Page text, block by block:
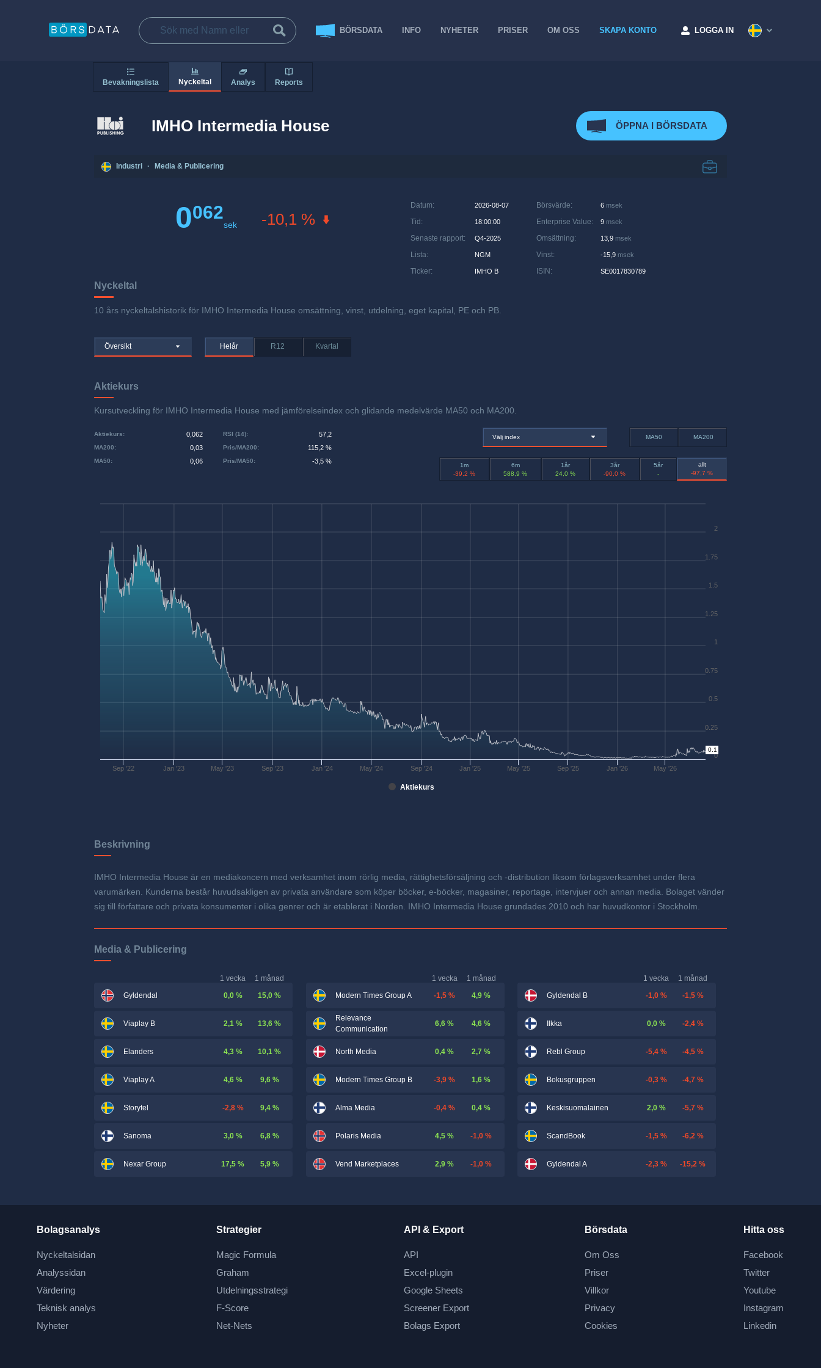
BÖRSDATA INFO NYHETER PRISER OM OSS SKAPA KONTO LOGGA IN
Bevakningslista Nyckeltal Analys Reports
IMHO Intermedia House ÖPPNA I BÖRSDATA
Industri · Media & Publicering
0062
sek -10,1 %
Datum: 2026-08-07
Tid : 18:00:00
Senaste rapport: Q4-2025
Lista: NGM
Ticker: IMHO B
Börsvärde: 6 msek
Enterprise Value: 9 msek
Omsättning: 13,9 msek
Vinst: -15,9 msek
ISIN : SE0017830789
Nyckeltal
10 års nyckeltalshistorik för IMHO Intermedia House omsättning, vinst, utdelning, eget kapital, PE och PB.
Översikt Helår R12 Kvartal
Aktiekurs
Kursutveckling för IMHO Intermedia House med jämförelseindex och glidande medelvärde MA50 och MA200.
Aktiekurs: 0,062
MA50: 0,06
MA200: 0,03 Pris/MA200: 115,2 %
RSI (14): 57,2
Pris/MA50: -3,5 %
Välj index MA50 MA200
1m
-39,2 %
6m
588,9 %
1år
24,0 %
3år
-90,0 %
5år
-
allt
-97,7 %
Aktiekurs
Sep '22 Jan '23 May '23 Sep '23 Jan '24 May '24 Sep '24 Jan '25 May '25 Sep '25 Jan '26 May '26
0
0.25
0.5
0.75
1
1.25
1.5
1.75
2
0.1
Beskrivning
IMHO Intermedia House är en mediakoncern med verksamhet inom rörlig media, rättighetsförsäljning och -distribution liksom förlagsverksamhet under flera
varumärken. Kunderna består huvudsakligen av privata användare som köper böcker, e-böcker, magasiner, reportage, intervjuer och annan media. Bolaget vänder
sig till författare och privata konsumenter i olika genrer och är etablerat i Norden. IMHO Intermedia House grundades 2010 och har huvudkontor i Stockholm.
Media & Publicering
1 vecka
1 månad
Gyldendal
0,0 % 15,0 %
Viaplay B 2,1 % 13,6 %
Elanders 4,3 % 10,1 %
Viaplay A 4,6 % 9,6 %
Storytel -2,8 % 9,4 %
Sanoma 3,0 % 6,8 %
Nexar Group 17,5 % 5,9 %
1 vecka
1 månad
Modern Times Group A
-1,5 % 4,9 %
Relevance
Communication
6,6 % 4,6 %
North Media 0,4 % 2,7 %
Modern Times Group B -3,9 % 1,6 %
Alma Media -0,4 % 0,4 %
Polaris Media 4,5 % -1,0 %
Vend Marketplaces 2,9 % -1,0 %
1 vecka
1 månad
Gyldendal B
-1,0 % -1,5 %
Ilkka 0,0 % -2,4 %
Rebl Group -5,4 % -4,5 %
Bokusgruppen -0,3 % -4,7 %
Keskisuomalainen 2,0 % -5,7 %
ScandBook -1,5 % -6,2 %
Gyldendal A -2,3 % -15,2 %
Bolagsanalys
Nyckeltalsidan
Analyssidan
Värdering
Teknisk analys
Nyheter
Strategier
Magic Formula
Graham
Utdelningsstrategi
F-Score
Net-Nets
API & Export
API
Excel-plugin
Google Sheets
Screener Export
Bolags Export
Börsdata
Om Oss
Priser
Villkor
Privacy
Cookies
Hitta oss
Facebook
Twitter
Youtube
Instagram
Linkedin